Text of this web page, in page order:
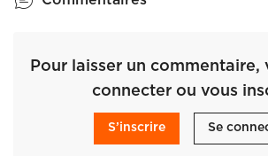
Pour laisser un commentaire,
connecter ou vous
S’inscrire Se